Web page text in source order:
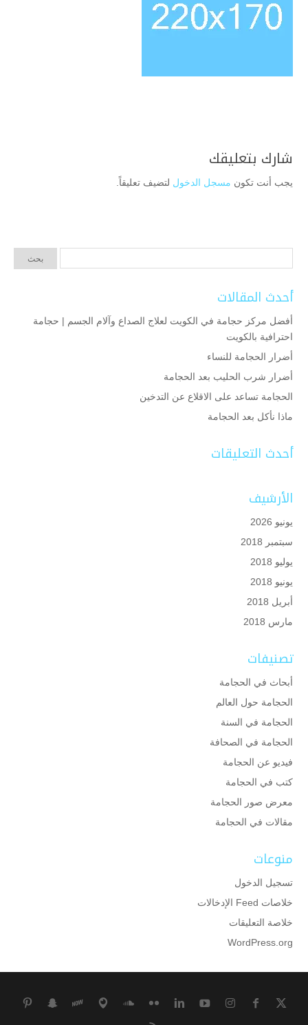
شارك بتعليقك
يجب أنت تكون مسجل الدخول لتضيف تعليقاً.
أحدث المقالات
أفضل مركز حجامة في الكويت لعلاج الصداع وآلام الجسم | حجامة
احترافية بالكويت
أضرار الحجامة للنساء
أضرار شرب الحليب بعد الحجامة
الحجامة تساعد على الاقلاع عن التدخين
ماذا نأكل بعد الحجامة
أحدث التعليقات
الأرشيف
يونيو 2026
سبتمبر 2018
يوليو 2018
يونيو 2018
أبريل 2018
مارس 2018
تصنيفات
أبحاث في الحجامة
الحجامة حول العالم
الحجامة في السنة
الحجامة في الصحافة
فيديو عن الحجامة
كتب في الحجامة
معرض صور الحجامة
مقالات في الحجامة
منوعات
تسجيل الدخول
خلاصات Feed الإدخالات
خلاصة التعليقات
WordPress.org